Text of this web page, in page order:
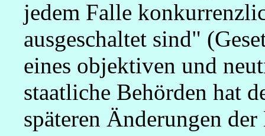
jedem Falle
ausgeschaltet sind"
eines objektiven und
staatliche Behörden hat
späteren Änderungen